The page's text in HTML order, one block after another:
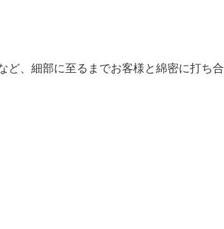
ど、細部に至るまでお客様と綿密に打ち合